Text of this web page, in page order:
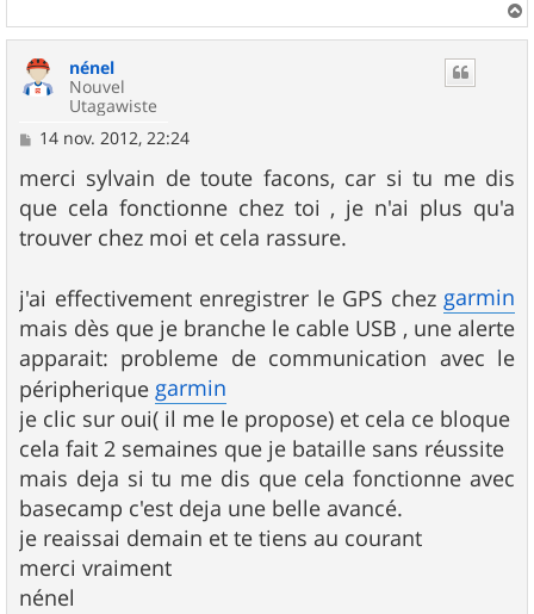
a
nénel
Nouvel
Utagawiste
M
s
s
a
g
e
14 nov. 2012, 22:24
merci sylvain de toute facons, car si tu me dis
que cela fonctionne chez toi , je n'ai plus qu'a
trouver chez moi et cela rassure.
j'ai effectivement enregistrer le GPS chez garmin
mais dès que je branche le cable USB , une alerte
apparait: probleme de communication avec le
péripherique garmin
je clic sur oui( il me le propose) et cela ce bloque
cela fait 2 semaines que je bataille sans réussite
mais deja si tu me dis que cela fonctionne avec
basecamp c'est deja une belle avancé.
je reaissai demain et te tiens au courant
merci vraiment
nénel